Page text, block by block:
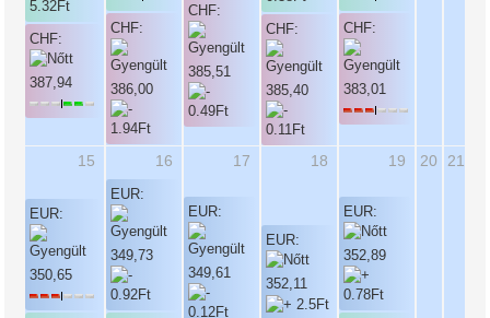
CHF:
387,94
CHF:
386,00
CHF:
385,51
CHF:
385,40
CHF:
383,01
15
EUR:
350,65
16
EUR:
349,73
17
EUR:
349,61
18
EUR:
352,11
19
EUR:
352,89
20 21